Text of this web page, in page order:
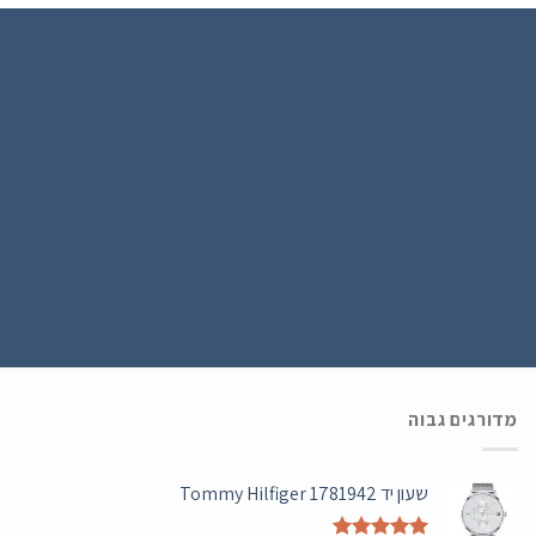
מדורגים גבוה
שעון יד Tommy Hilfiger 1781942